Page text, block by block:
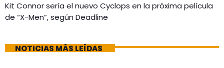
Kit Connor sería el nuevo Cyclops en la próxima película
de “X-Men”, según Deadline
NOTICIAS MÁS LEÍDAS